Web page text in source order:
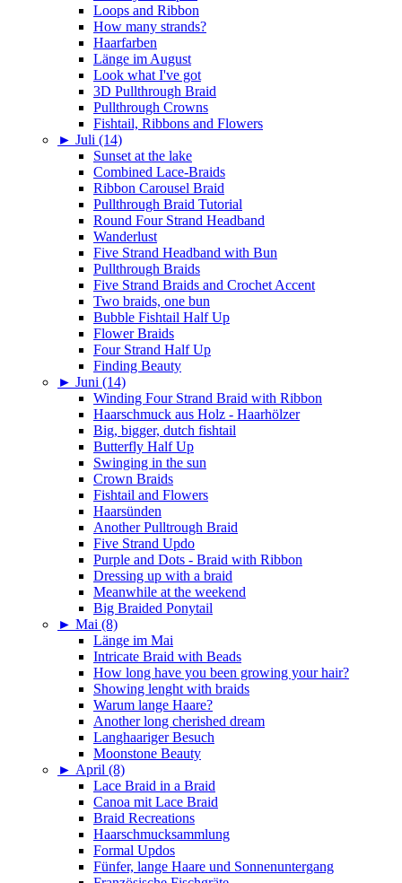
Loops and Ribbon
How many strands?
Haarfarben
Länge im August
Look what I've got
3D Pullthrough Braid
Pullthrough Crowns
Fishtail, Ribbons and Flowers
► Juli (14)
Sunset at the lake
Combined Lace-Braids
Ribbon Carousel Braid
Pullthrough Braid Tutorial
Round Four Strand Headband
Wanderlust
Five Strand Headband with Bun
Pullthrough Braids
Five Strand Braids and Crochet Accent
Two braids, one bun
Bubble Fishtail Half Up
Flower Braids
Four Strand Half Up
Finding Beauty
► Juni (14)
Winding Four Strand Braid with Ribbon
Haarschmuck aus Holz - Haarhölzer
Big, bigger, dutch fishtail
Butterfly Half Up
Swinging in the sun
Crown Braids
Fishtail and Flowers
Haarsünden
Another Pulltrough Braid
Five Strand Updo
Purple and Dots - Braid with Ribbon
Dressing up with a braid
Meanwhile at the weekend
Big Braided Ponytail
► Mai (8)
Länge im Mai
Intricate Braid with Beads
How long have you been growing your hair?
Showing lenght with braids
Warum lange Haare?
Another long cherished dream
Langhaariger Besuch
Moonstone Beauty
► April (8)
Lace Braid in a Braid
Canoa mit Lace Braid
Braid Recreations
Haarschmucksammlung
Formal Updos
Fünfer, lange Haare und Sonnenuntergang